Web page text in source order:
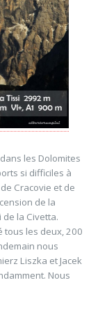
les Dolomites
si difficiles à
Cracovie et de
de la
de la Civetta.
tous les deux, 200
nous
Liszka et Jacek
Nous